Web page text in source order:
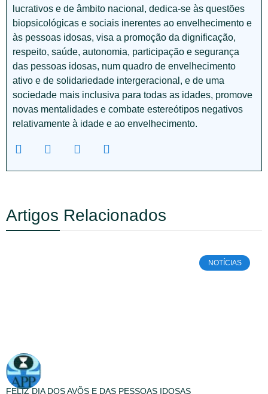
lucrativos e de âmbito nacional, dedica-se às questões
biopsicológicas e sociais inerentes ao envelhecimento e
às pessoas idosas, visa a promoção da dignificação,
respeito, saúde, autonomia, participação e segurança
das pessoas idosas, num quadro de envelhecimento
ativo e de solidariedade intergeracional, e de uma
sociedade mais inclusiva para todas as idades, promove
novas mentalidades e combate estereótipos negativos
relativamente à idade e ao envelhecimento.
Artigos Relacionados
NOTÍCIAS
FELIZ DIA DOS AVÕS E DAS PESSOAS IDOSAS